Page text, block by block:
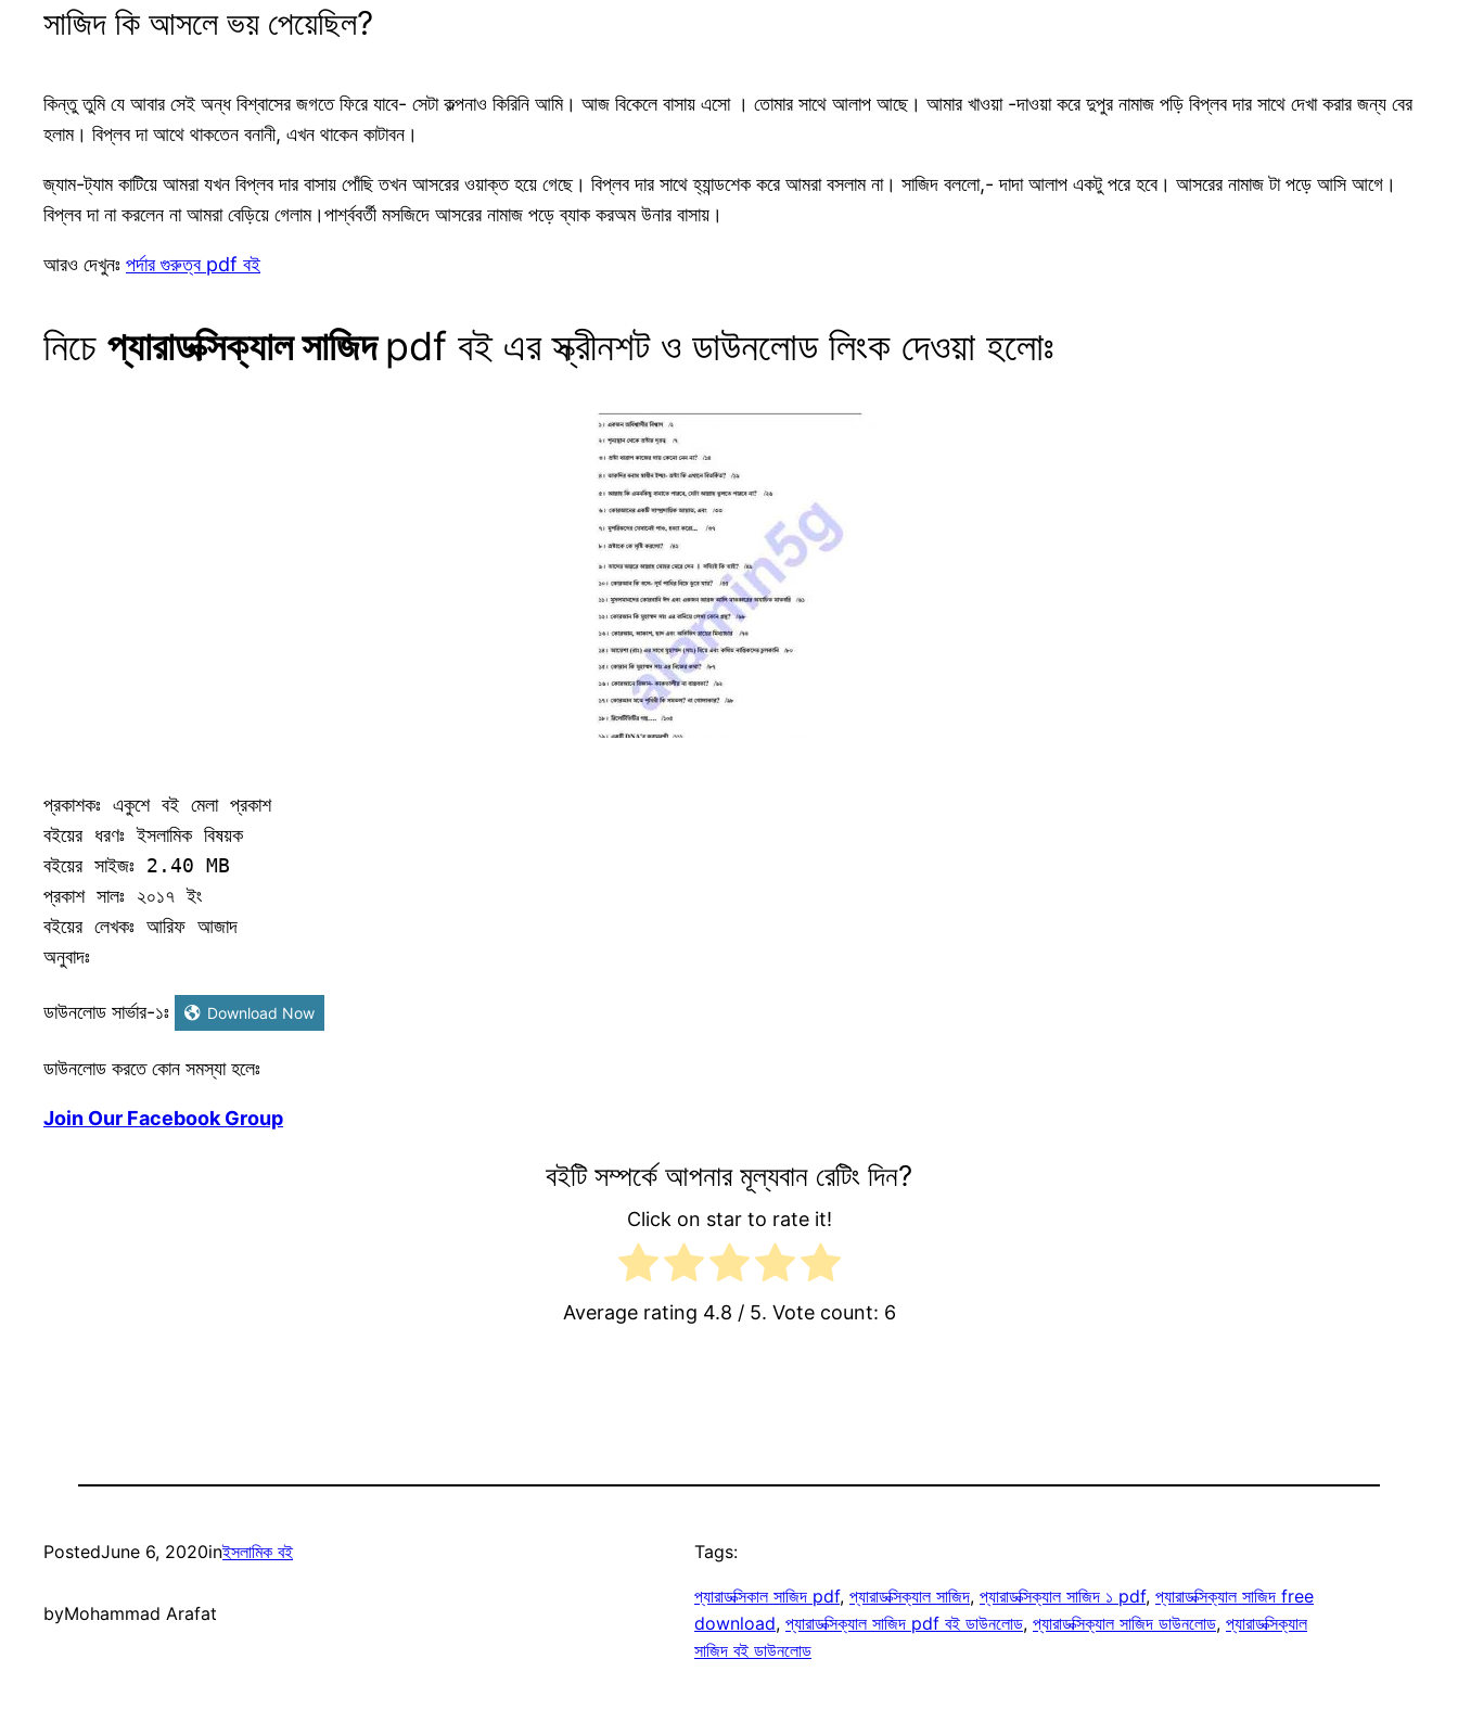
সাজিদ কি আসলে ভয় পেয়েছিল?
কিন্তু তুমি যে আবার সেই অন্ধ বিশ্বাসের জগতে ফিরে যাবে- সেটা কল্পনাও কিরিনি আমি। আজ বিকেলে বাসায় এসো । তোমার সাথে আলাপ আছে। আমার খাওয়া -দাওয়া করে দুপুর নামাজ পড়ি বিপ্লব দার সাথে দেখা করার জন্য বের
হলাম। বিপ্লব দা আথে থাকতেন বনানী, এখন থাকেন কাটাবন।
জ্যাম-ট্যাম কাটিয়ে আমরা যখন বিপ্লব দার বাসায় পোঁছি তখন আসরের ওয়াক্ত হয়ে গেছে। বিপ্লব দার সাথে হ্যান্ডশেক করে আমরা বসলাম না। সাজিদ বললো,- দাদা আলাপ একটু পরে হবে। আসরের নামাজ টা পড়ে আসি আগে।
বিপ্লব দা না করলেন না আমরা বেড়িয়ে গেলাম।পার্শ্ববর্তী মসজিদে আসরের নামাজ পড়ে ব্যাক করঅম উনার বাসায়।
আরও দেখুনঃ পর্দার গুরুত্ব pdf বই
নিচে প্যারাডক্সিক্যাল সাজিদpdf বই এর স্ক্রীনশট ও ডাউনলোড লিংক দেওয়া হলোঃ
প্রকাশকঃ একুশে বই মেলা প্রকাশ
বইয়ের ধরণঃ ইসলামিক বিষয়ক
বইয়ের সাইজঃ 2.40 MB
প্রকাশ সালঃ ২০১৭ ইং
বইয়ের লেখকঃ আরিফ আজাদ
অনুবাদঃ
ডাউনলোড সার্ভার-১ঃ Download Now
ডাউনলোড করতে কোন সমস্যা হলেঃ
Join Our Facebook Group
বইটি সম্পর্কে আপনার মূল্যবান রেটিং দিন?
Click on star to rate it!
Average rating 4.8 / 5. Vote count: 6
PostedJune 6, 2020inইসলামিক বই
byMohammad Arafat
Tags:
প্যারাডক্সিকাল সাজিদ pdf, প্যারাডক্সিক্যাল সাজিদ, প্যারাডক্সিক্যাল সাজিদ ১ pdf, প্যারাডক্সিক্যাল সাজিদ free
download, প্যারাডক্সিক্যাল সাজিদ pdf বই ডাউনলোড, প্যারাডক্সিক্যাল সাজিদ ডাউনলোড, প্যারাডক্সিক্যাল
সাজিদ বই ডাউনলোড